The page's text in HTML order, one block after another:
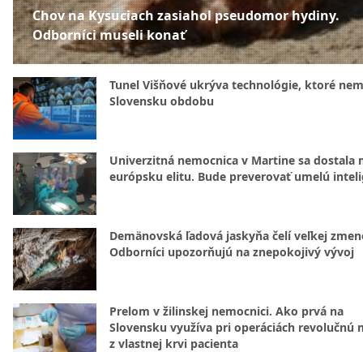
Chov na Kysuciach zasiahol pseudomor hydiny.
Odborníci museli konať
Tunel Višňové ukrýva technológie, ktoré
Slovensku obdobu
Univerzitná nemocnica v Martine sa dostala
európsku elitu. Bude preverovať umelú
Demänovská ľadová jaskyňa čelí veľkej
Odborníci upozorňujú na znepokojivý vývoj
Prelom v žilinskej nemocnici. Ako prvá na
Slovensku využíva pri operáciách revolučnú
z vlastnej krvi pacienta